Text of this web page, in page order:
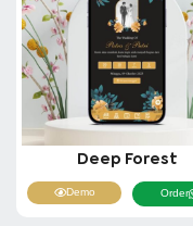
Deep Forest
Demo Order